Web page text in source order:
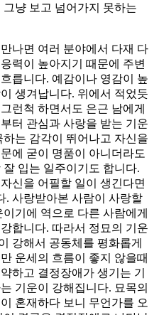
냥 보고 넘어가지 못하는
나면 여러 분야에서 다재 다
력이 높아지기 때문에 주변
릅니다. 예감이나 영감이 높
생겨납니다. 위에서 적었듯
런척 하면서도 은근 남에게
터 관심과 사랑을 받는 기운
는 감각이 뛰어나고 자신을
에 굳이 명품이 아니더라도
입는 일주이기도 합니다.
신을 어필할 일이 생긴다면
. 사랑받아본 사람이 사랑할
기에 역으로 다른 사람에게
합니다. 따라서 정묘의 기운
강해서 공동체를 평화롭게
운세의 흐름이 좋지 않을때
하고 결정장애가 생기는 기
기운이 강해집니다. 묘목의
혼재하다 보니 무언가를 오